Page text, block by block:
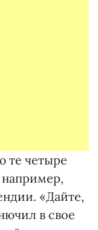
те четыре
«Дайте,
в свое